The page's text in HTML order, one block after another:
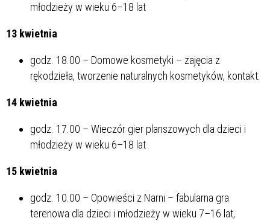
młodzieży w wieku 6–18 lat
13 kwietnia
godz. 18.00 – Domowe kosmetyki – zajęcia z
rękodzieła, tworzenie naturalnych kosmetyków, kontakt:
14 kwietnia
godz. 17.00 – Wieczór gier planszowych dla dzieci i
młodzieży w wieku 6–18 lat
15 kwietnia
godz. 10.00 – Opowieści z Narni – fabularna gra
terenowa dla dzieci i młodzieży w wieku 7–16 lat,